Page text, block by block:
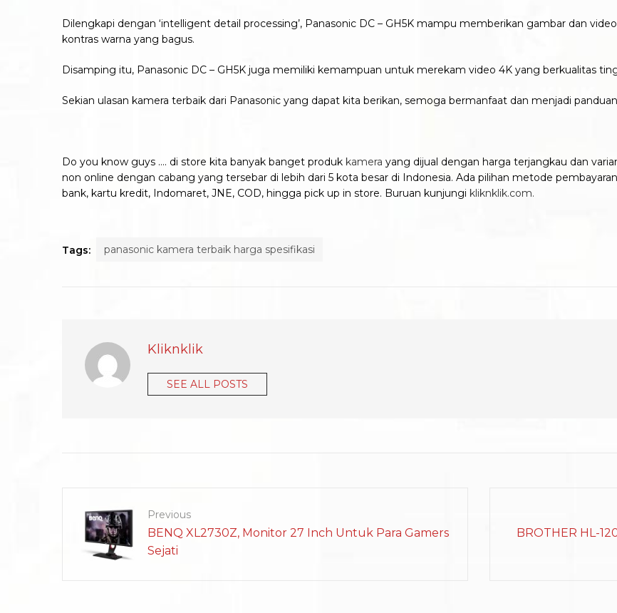
Dilengkapi dengan ‘intelligent detail processing’, Panasonic DC – GH5K mampu memberikan gambar dan
kontras warna yang bagus.
Disamping itu, Panasonic DC – GH5K juga memiliki kemampuan untuk merekam video 4K yang berkualitas
Sekian ulasan kamera terbaik dari Panasonic yang dapat kita berikan, semoga bermanfaat dan menjadi
Do you know guys …. di store kita banyak banget produk kamera yang dijual dengan harga terjangkau dan
non online dengan cabang yang tersebar di lebih dari 5 kota besar di Indonesia. Ada pilihan metode
bank, kartu kredit, Indomaret, JNE, COD, hingga pick up in store. Buruan kunjungi kliknklik.com.
Tags: panasonic kamera terbaik harga spesifikasi
Kliknklik
SEE ALL POSTS
Previous
BENQ XL2730Z, Monitor 27 Inch Untuk Para Gamers
Sejati
BROTHER HL-